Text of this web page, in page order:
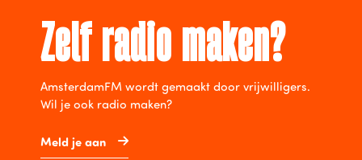
Zelf radio maken?
AmsterdamFM wordt gemaakt door vrijwilligers.
Wil je ook radio maken?
Meld je aan